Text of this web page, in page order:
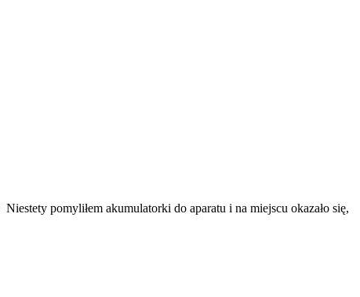
Niestety pomyliłem akumulatorki do aparatu i na miejscu okazało się,